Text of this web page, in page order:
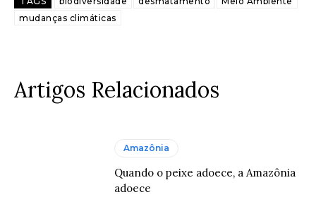
mudanças climáticas
Artigos Relacionados
Amazônia
Quando o peixe adoece, a Amazônia
adoece